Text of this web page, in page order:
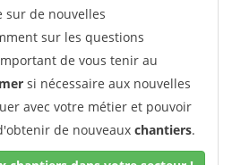
sur de nouvelles
sur les questions
de vous tenir au
si nécessaire aux nouvelles
avec votre métier et pouvoir
de nouveaux chantiers.